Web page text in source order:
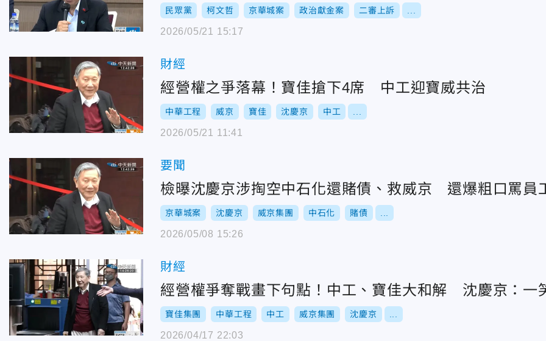
民眾黨 柯文哲 京華城案 政治獻金案 二審上訴
2026/05/21 15:17
財經
經營權之爭落幕！寶佳搶下4席 中工迎寶威共治
中華工程 威京 寶佳 沈慶京 中工
2026/05/21 11:41
要聞
檢曝沈慶京涉掏空中石化還賭債、救威京 還爆粗口罵員
京華城案 沈慶京 威京集團 中石化 賭債
2026/05/08 15:26
財經
經營權爭奪戰畫下句點！中工、寶佳大和解 沈慶京：一
寶佳集團 中華工程 中工 威京集團 沈慶京
2026/04/17 22:03